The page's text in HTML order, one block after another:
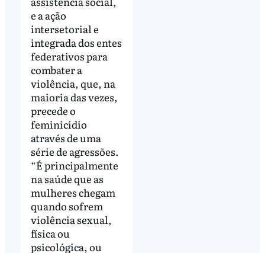
e a ação
intersetorial e
integrada dos entes
federativos para
combater a
violência, que, na
maioria das vezes,
precede o
feminicídio
através de uma
série de agressões.
“É principalmente
na saúde que as
mulheres chegam
quando sofrem
violência sexual,
física ou
psicológica, ou